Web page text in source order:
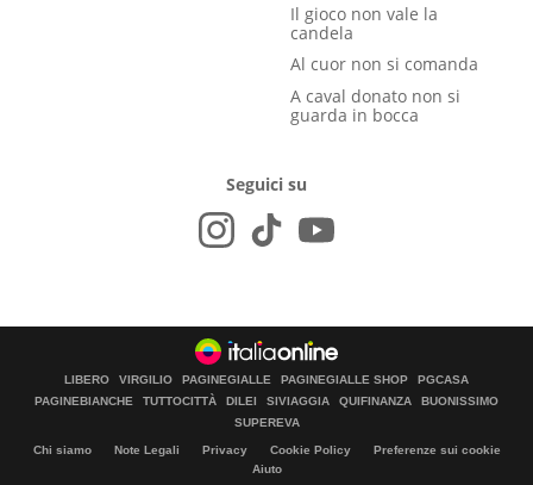
Il gioco non vale la
candela
Al cuor non si comanda
A caval donato non si
guarda in bocca
Seguici su
LIBERO VIRGILIO PAGINEGIALLE PAGINEGIALLE SHOP
PGCASA
PAGINEBIANCHE
TUTTOCITTÀ DILEI SIVIAGGIA QUIFINANZA
BUONISSIMO
SUPEREVA
Chi siamo Note Legali Privacy Cookie Policy
Preferenze sui cookie
Aiuto